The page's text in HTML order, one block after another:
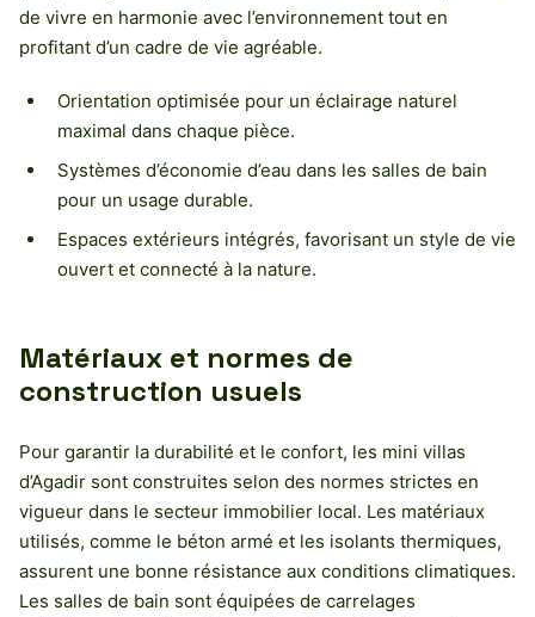
de vivre en harmonie avec l’environnement tout en
profitant d’un cadre de vie agréable.
Orientation optimisée pour un éclairage naturel
maximal dans chaque pièce.
Systèmes d’économie d’eau dans les salles de bain
pour un usage durable.
Espaces extérieurs intégrés, favorisant un style de vie
ouvert et connecté à la nature.
Matériaux et normes de
construction usuels
Pour garantir la durabilité et le confort, les mini villas
d’Agadir sont construites selon des normes strictes en
vigueur dans le secteur immobilier local. Les matériaux
utilisés, comme le béton armé et les isolants thermiques,
assurent une bonne résistance aux conditions climatiques.
Les salles de bain sont équipées de carrelages